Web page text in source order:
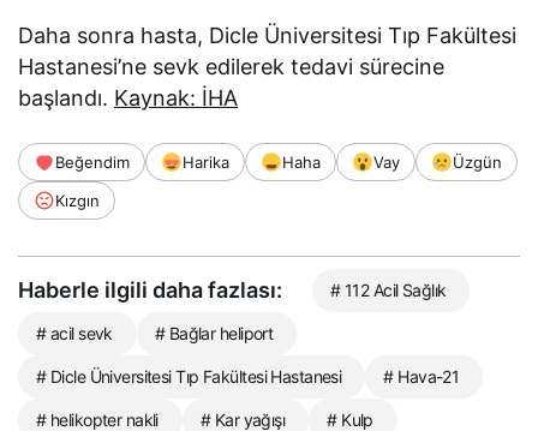
Daha sonra hasta, Dicle Üniversitesi Tıp Fakültesi
Hastanesi’ne sevk edilerek tedavi sürecine
başlandı. Kaynak: İHA
Beğendim Harika Haha Vay
Üzgün
Kızgın
Haberle ilgili daha fazlası: # 112 Acil Sağlık
# acil sevk # Bağlar heliport
# Dicle Üniversitesi Tıp Fakültesi Hastanesi # Hava-21
# helikopter nakli # Kar yağışı # Kulp